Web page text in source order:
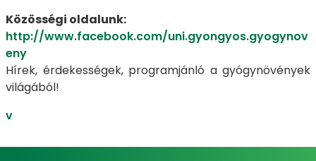
Közösségi oldalunk:
http://www.facebook.com/uni.gyongyos.gyogynov
eny
Hírek, érdekességek, programjánló a gyógynövények
világából!
v